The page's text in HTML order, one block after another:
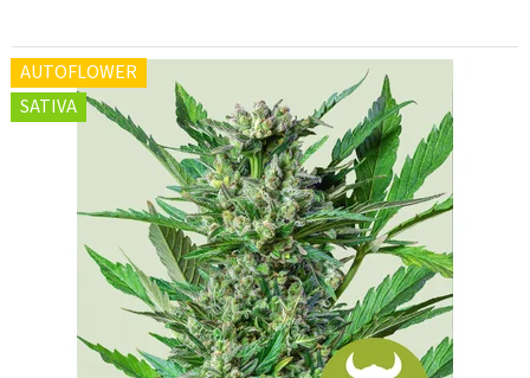
AUTOFLOWER
SATIVA